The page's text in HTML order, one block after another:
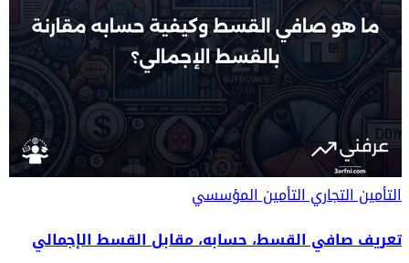
التأمين التجاريالتأمين المؤسسي
تعريف صافي القسط، حسابه، مقابل القسط الإجمالي